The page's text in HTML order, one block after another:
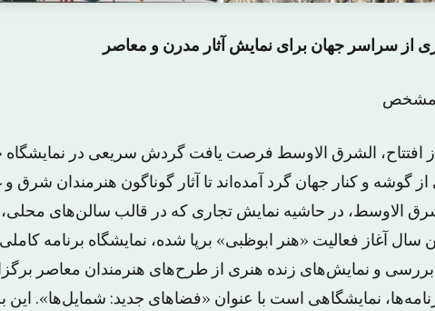
مشخص
افتتاح، الشرق الاوسط فرصت یافت گردش سریعی در نمایشگاه
از گوشه و کنار جهان گرد آمده‌اند تا آثار گوناگون هنرمندان شرق
الاوسط، در حاشیه نمایش تجاری که در قالب سالن‌های محلی،
سال آغاز فعالیت «هنر ابوظبی» برپا شده، نمایشگاه برنامه
و نمایش‌های زنده هنری از طرح‌های هنرمندان معاصر
نمایشگاهی است با عنوان «فضاهای جدید: شمایل‌ها».